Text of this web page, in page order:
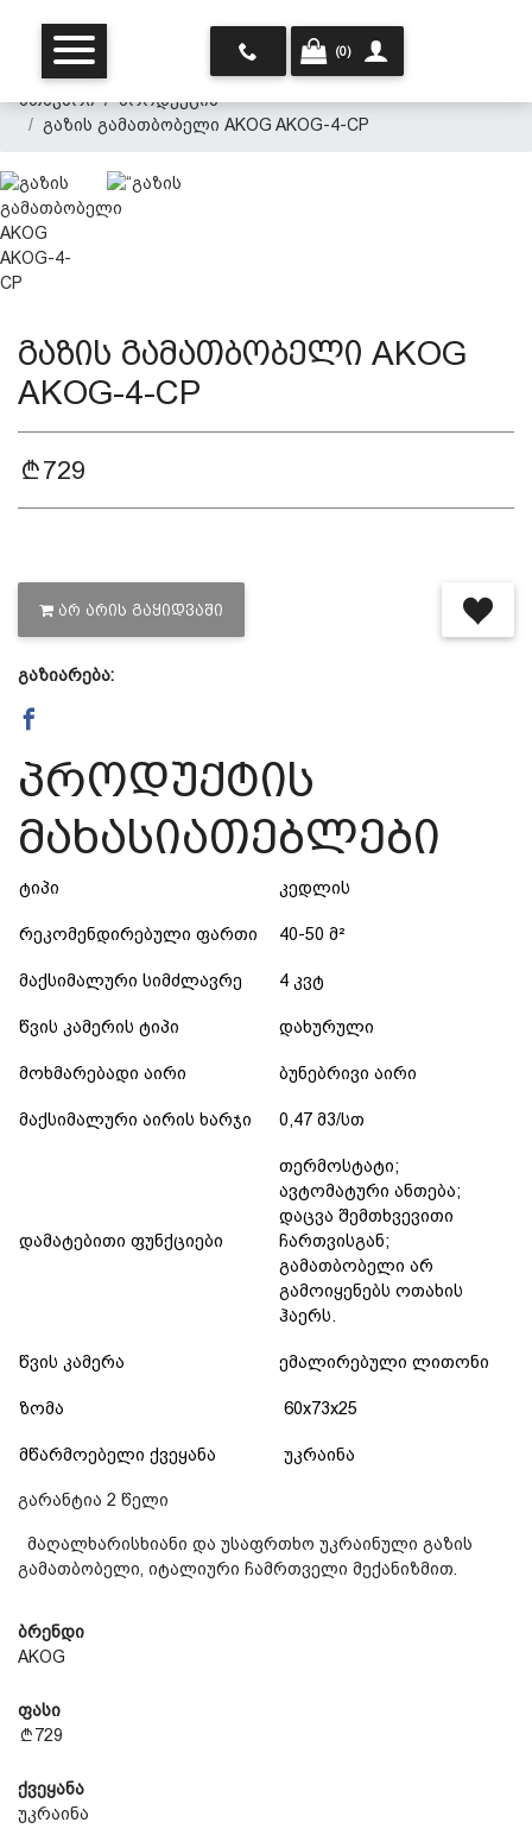
ჩვენ შესახებ
დაცვის პოლიტიკა
მიწოდების პირობები
საკონტაქტო ინფორმაცია
დაბრუნება და გადაცვლის
პოლიტიკა
(0)
მთავარი
პროდუქცია
გაზის გამათბობელი AKOG AKOG-4-CP
გაზის გამათბობელი AKOG
AKOG-4-CP
729
ᲐᲠ ᲐᲠᲘᲡ ᲒᲐᲧᲘᲓᲕᲐᲨᲘ
გაზიარება:
პროდუქტის
მახასიათებლები
ტიპი კედლის
რეკომენდირებული ფართი 40-50 მ²
მაქსიმალური სიმძლავრე 4 კვტ
წვის კამერის ტიპი დახურული
მოხმარებადი აირი ბუნებრივი აირი
მაქსიმალური აირის ხარჯი 0,47 მ3/სთ
დამატებითი ფუნქციები
თერმოსტატი;
ავტომატური ანთება;
დაცვა შემთხვევითი
ჩართვისგან;
გამათბობელი არ
გამოიყენებს ოთახის
ჰაერს.
წვის კამერა ემალირებული ლითონი
ზომა 60х73х25
მწარმოებელი ქვეყანა უკრაინა
გარანტია 2 წელი
მაღალხარისხიანი და უსაფრთხო უკრაინული გაზის
გამათბობელი, იტალიური ჩამრთველი მექანიზმით.
ბრენდი
AKOG
ფასი
729
ქვეყანა
უკრაინა